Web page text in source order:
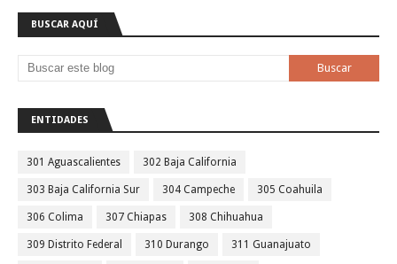
BUSCAR AQUÍ
ENTIDADES
301 Aguascalientes 302 Baja California
303 Baja California Sur 304 Campeche 305 Coahuila
306 Colima 307 Chiapas 308 Chihuahua
309 Distrito Federal 310 Durango 311 Guanajuato